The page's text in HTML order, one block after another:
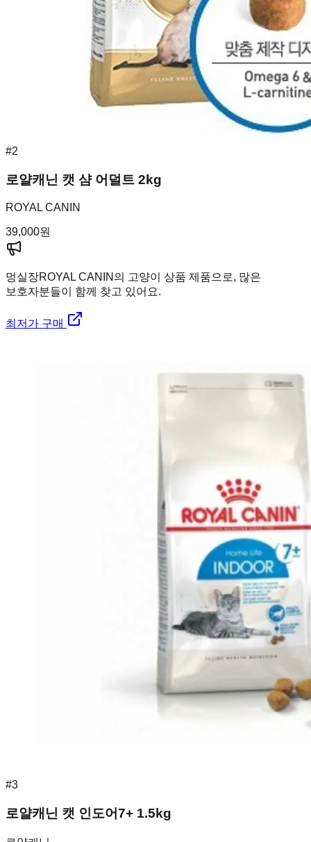
#2
로얄캐닌 캣 샴 어덜트 2kg
ROYAL CANIN
39,000원
멍실장ROYAL CANIN의 고양이 상품 제품으로, 많은
보호자분들이 함께 찾고 있어요.
최저가 구매
#3
로얄캐닌 캣 인도어7+ 1.5kg